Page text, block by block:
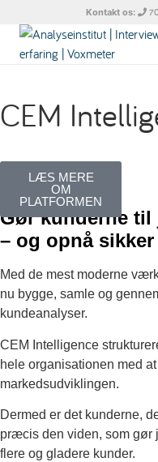
Kontakt os:
CEM
LÆS MERE
OM
PLATFORMEN
Gør kunderne til
– og opnå
Med de mest moderne
nu bygge, samle og
kundeanalyser.
CEM Intelligence
hele organisationen med
markedsudviklingen.
Dermed er det kunderne,
præcis den viden, som gør
flere og gladere kunder.